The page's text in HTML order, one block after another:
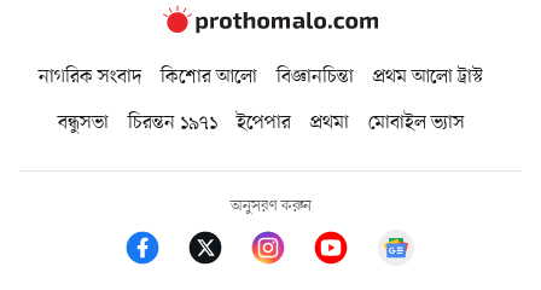
নাগরিক সংবাদ কিশোর আলো বিজ্ঞানচিন্তা
প্রথম আলো ট্রাস্ট
বন্ধুসভা
চিরন্তন ১৯৭১ ইপেপার প্রথমা মোবাইল ভ্যাস
অনুসরণ করুন